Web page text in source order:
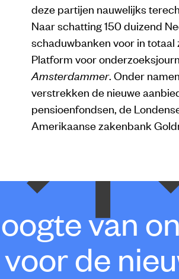
deze partijen nauwelijks
Naar schatting 150 duizend
schaduwbanken voor in
Platform voor
Amsterdammer. Onder
verstrekken de nieuwe
pensioenfondsen, de
Amerikaanse zakenbank
van
de